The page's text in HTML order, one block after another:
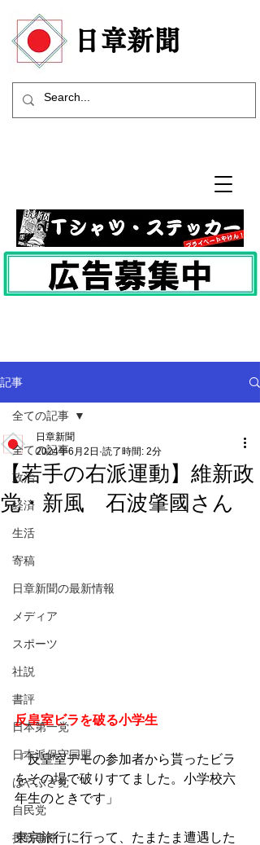
​日章新聞
記事
全ての記事
政治
経済
生活
寄稿
日章新聞の最新情報
メディア
スポーツ
社説
書評
日本第一党
日本派保守同盟
はやぶさ党
自民党
拉致事件
全ての記事
【若手の右派運動】維新政
党・新風 石波肇國さん
日章新聞
2024年6月2日 読了時間: 2分
反皇室ビラを破る小学生
「反皇室デモの参加者から貰ったビラ
をその場で破りすてました。小学校六
年生のときです」
東京旅行に行って、たまたま遭遇した